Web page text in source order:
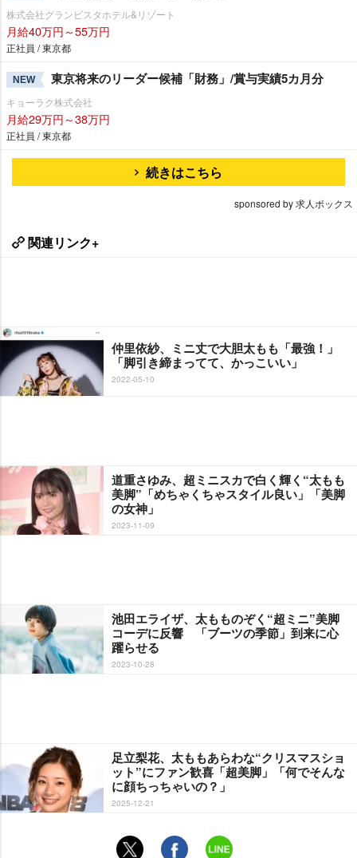
株式会社グランビスタホテル&リゾート
月給40万円～55万円
正社員 / 東京都
NEW 東京将来のリーダー候補「財務」/賞与実績5カ月分
キョーラク株式会社
月給29万円～38万円
正社員 / 東京都
続きはこちら
sponsored by 求人ボックス
関連リンク+
仲里依紗、ミニ丈で大胆太もも「最強！」
「脚引き締まってて、かっこいい」
2022-05-10
道重さゆみ、超ミニスカで白く輝く“太もも
美脚”「めちゃくちゃスタイル良い」「美脚
の女神」
2023-11-09
池田エライザ、太もものぞく“超ミニ”美脚
コーデに反響 「ブーツの季節」到来に心
躍らせる
2023-10-28
足立梨花、太ももあらわな“クリスマスショ
ット”にファン歓喜「超美脚」「何でそんな
に顔ちっちゃいの？」
2025-12-21